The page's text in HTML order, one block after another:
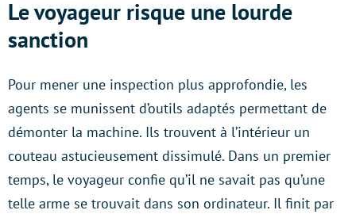
Le voyageur risque une lourde
sanction
Pour mener une inspection plus approfondie, les
agents se munissent d’outils adaptés permettant de
démonter la machine. Ils trouvent à l’intérieur un
couteau astucieusement dissimulé. Dans un premier
temps, le voyageur confie qu’il ne savait pas qu’une
telle arme se trouvait dans son ordinateur. Il finit par